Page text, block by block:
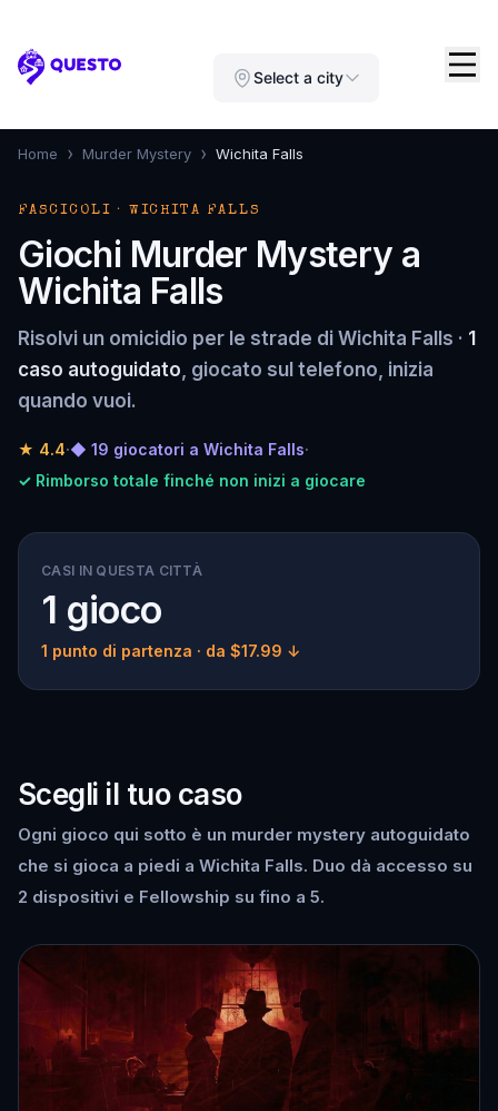
Questo Select a city
Home › Murder Mystery › Wichita Falls
FASCICOLI · WICHITA FALLS
Giochi Murder Mystery a
Wichita Falls
Risolvi un omicidio per le strade di Wichita Falls · 1
caso autoguidato, giocato sul telefono, inizia
quando vuoi.
★ 4.4·◆ 19 giocatori a Wichita Falls·
✓ Rimborso totale finché non inizi a giocare
CASI IN QUESTA CITTÀ
1 gioco
1 punto di partenza · da $17.99 ↓
Scegli il tuo caso
Ogni gioco qui sotto è un murder mystery autoguidato
che si gioca a piedi a Wichita Falls. Duo dà accesso su
2 dispositivi e Fellowship su fino a 5.